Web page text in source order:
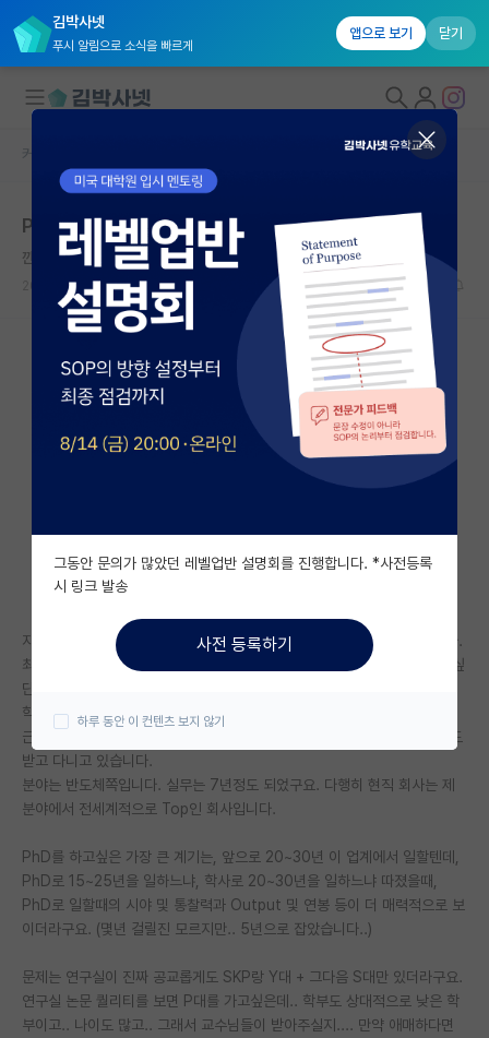
김박사넷
푸시 알림으로 소식을 빠르게
앱으로 보기 닫기
대학원생 모집
국내대학원 정보
연구실&오픈랩
커뮤니티
커뮤니티 홈
전체글보기
베스트 게시판
자유 게시판(아무개랩)
미국 유학 게시판
미국 대학원 합격 후기 게시판
대학원생 모집 게시판
연구실(PI) 홍보 게시판
석박사 채용 정보 게시판
학부 인턴 게시판
취업 게시판
임용 후기 게시판
PI 전용 게시판
커뮤니티 홈
PhD를 하고싶은데.. 많은 나이와.. 낮은 학부..
깐깐한 장자크 루소
2025.06.05 30 7802
지거국이라고 불리기도 뭐한 학부에서 어찌저찌 학점은 좋게 졸업했습니다.
최근 1년동안 지금 일하는 분야에서 좀 공부/연구를 좀 해서 PhD를 따고 싶
단 생각이 들었습니다. 나이는 30대 중반입니다.
학부를 들으셔서 아시겠지만.. 머리가 딱히 좋진 않은 것 같습니다.
근데 적성이 일하는 분야와는 잘 맞는지 다행히 돈은 잘 받고 적당히 인정도
받고 다니고 있습니다.
분야는 반도체쪽입니다. 실무는 7년정도 되었구요. 다행히 현직 회사는 제
분야에서 전세계적으로 Top인 회사입니다.
PhD를 하고싶은 가장 큰 계기는, 앞으로 20~30년 이 업계에서 일할텐데,
PhD로 15~25년을 일하느냐, 학사로 20~30년을 일하느냐 따졌을때,
PhD로 일할때의 시야 및 통찰력과 Output 및 연봉 등이 더 매력적으로 보
이더라구요. (몇년 걸릴진 모르지만.. 5년으로 잡았습니다..)
문제는 연구실이 진짜 공교롭게도 SKP랑 Y대 + 그다음 S대만 있더라구요.
연구실 논문 퀄리티를 보면 P대를 가고싶은데.. 학부도 상대적으로 낮은 학
부이고.. 나이도 많고.. 그래서 교수님들이 받아주실지.... 만약 애매하다면
그동안 문의가 많았던 레벨업반 설명회를 진행합니다. *사전등록
시 링크 발송
사전 등록하기
하루 동안 이 컨텐츠 보지 않기